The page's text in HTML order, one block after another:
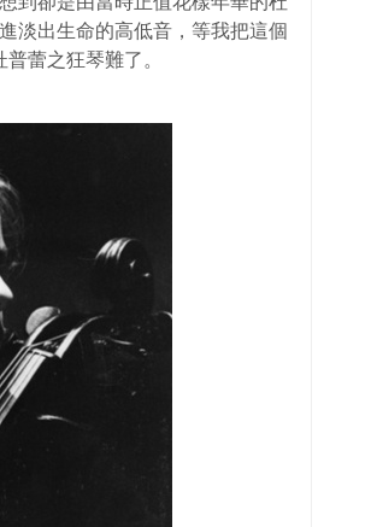
淡出生命的高低音，等我把這個
蕾之狂琴難了。